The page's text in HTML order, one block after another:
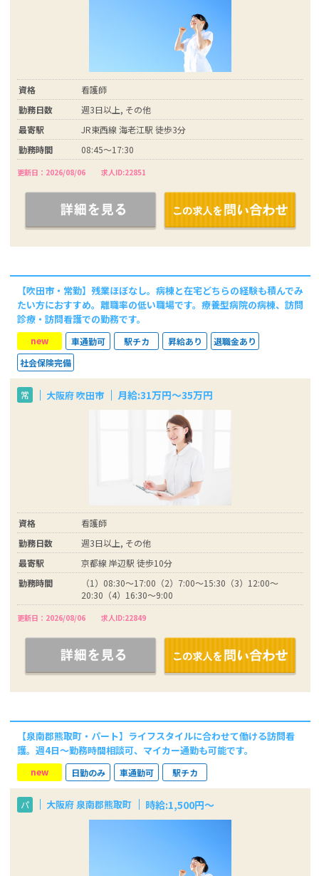
資格
看護師
勤務日数
週3日以上, その他
最寄駅
JR東西線 海老江駅 徒歩3分
勤務時間
08:45～17:30
更新日：2026/08/06 求人ID:22851
【吹田市・常勤】残業ほぼなし。病棟と在宅どちらの経験も積んでみ
たい方におすすめ。離職率の低い職場です。療養型病院の病棟、訪問
診療・訪問看護での勤務です。
new 車通勤可 駅チカ 昇給あり
退職金あり
社会保険完備
常 大阪府 吹田市 月給:31万円～35万円
資格
看護師
勤務日数
週3日以上, その他
最寄駅
京都線 岸辺駅 徒歩10分
勤務時間
（1）08:30～17:00（2）7:00～15:30（3）12:00～
20:30（4）16:30～9:00
更新日：2026/08/06 求人ID:22849
【泉南郡熊取町・パート】ライフスタイルに合わせて働ける訪問看
護。週4日～勤務時間相談可、マイカー通勤も可能です。
new 日勤のみ 車通勤可 駅チカ
パ 大阪府 泉南郡熊取町 時給:1,500円〜